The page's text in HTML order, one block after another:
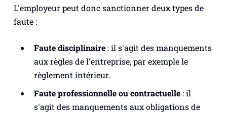
L'employeur peut donc sanctionner deux types de
faute :
Faute disciplinaire : il s'agit des manquements
aux règles de l'entreprise, par exemple le
règlement intérieur.
Faute professionnelle ou contractuelle : il
s'agit des manquements aux obligations de